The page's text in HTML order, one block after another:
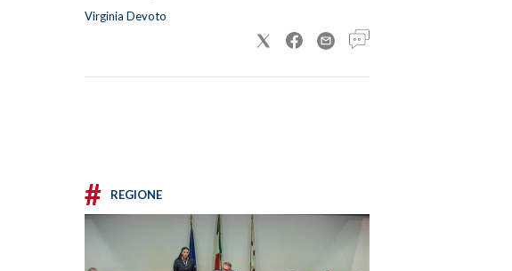
Virginia Devoto
# REGIONE